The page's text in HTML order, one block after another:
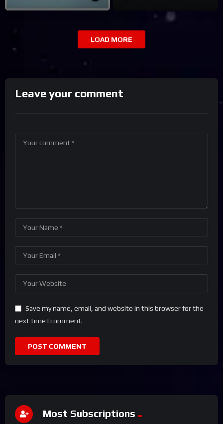
LOAD MORE
Leave your comment
Save my name, email, and website in this browser for the
next time I comment.
Most Subscriptions